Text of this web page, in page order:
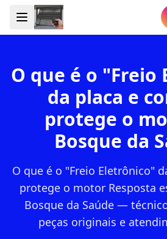
O que é o "Freio
da placa e
protege o
Bosque da
O que é o "Freio Eletrônico"
protege o motor Resposta
Bosque da Saúde —
peças originais e